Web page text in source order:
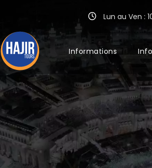
Lun au Ven :
Informations